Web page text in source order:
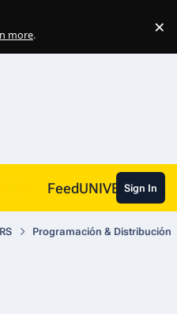
more. ×
FeedUNIVERSSign In
Programación & Distribución